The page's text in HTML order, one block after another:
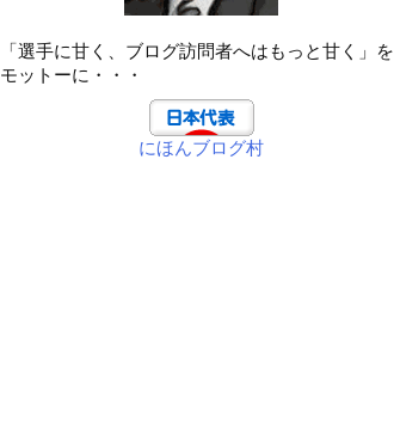
「選手に甘く、ブログ訪問者へはもっと甘く」を
モットーに・・・
にほんブログ村